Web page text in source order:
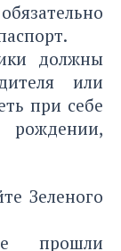
должны
или
при себе
Зеленого
прошли